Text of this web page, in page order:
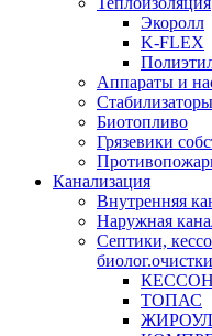
Экоролл
K-FLEX
Аппараты и
Биотопливо
Грязевики
Канализация
Внутренняя
Наружная
Септики,
биолог.очистки
КЕССОН
ТОПАС